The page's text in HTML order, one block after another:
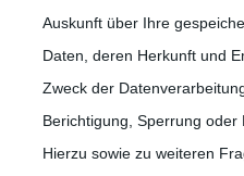
Auskunft über Ihre
Daten, deren Herkunft und
Zweck der
Berichtigung, Sperrung oder
Hierzu sowie zu weiteren